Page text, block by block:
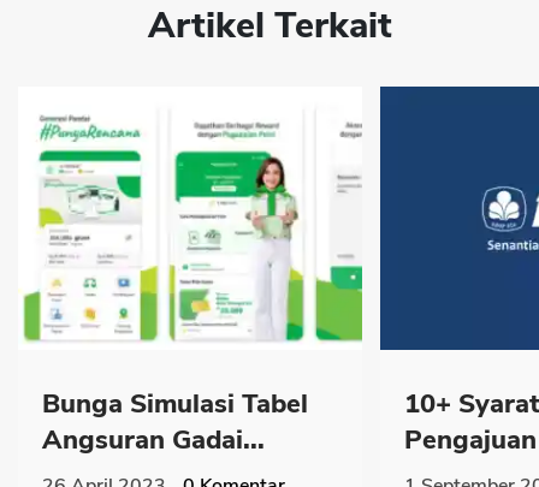
Artikel Terkait
Bunga Simulasi Tabel
Angsuran Gadai...
10+